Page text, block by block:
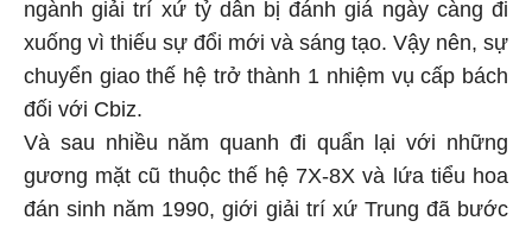
ngành giải trí xứ tỷ dân bị đánh giá ngày càng đi
xuống vì thiếu sự đổi mới và sáng tạo. Vậy nên, sự
chuyển giao thế hệ trở thành 1 nhiệm vụ cấp bách
đối với Cbiz.
Và sau nhiều năm quanh đi quẩn lại với những
gương mặt cũ thuộc thế hệ 7X-8X và lứa tiểu hoa
đán sinh năm 1990, giới giải trí xứ Trung đã bước